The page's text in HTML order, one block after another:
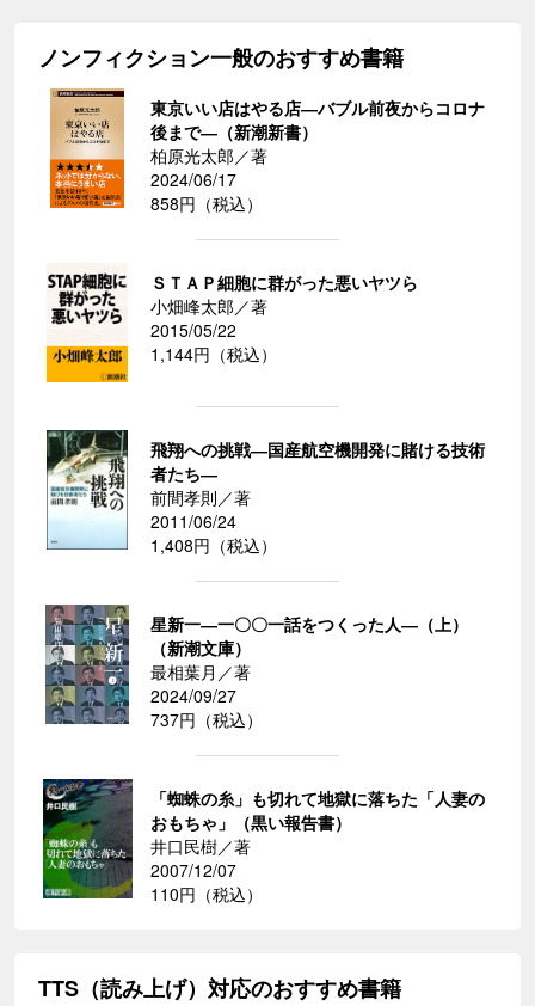
ノンフィクション一般のおすすめ書籍
東京いい店はやる店―バブル前夜からコロナ
後まで―（新潮新書）
柏原光太郎／著
2024/06/17
858円（税込）
ＳＴＡＰ細胞に群がった悪いヤツら
小畑峰太郎／著
2015/05/22
1,144円（税込）
飛翔への挑戦―国産航空機開発に賭ける技術
者たち―
前間孝則／著
2011/06/24
1,408円（税込）
星新一―一〇〇一話をつくった人―（上）
（新潮文庫）
最相葉月／著
2024/09/27
737円（税込）
「蜘蛛の糸」も切れて地獄に落ちた「人妻の
おもちゃ」（黒い報告書）
井口民樹／著
2007/12/07
110円（税込）
TTS（読み上げ）対応のおすすめ書籍